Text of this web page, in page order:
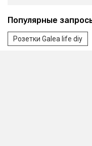
Популярные
Розетки Galea life diy